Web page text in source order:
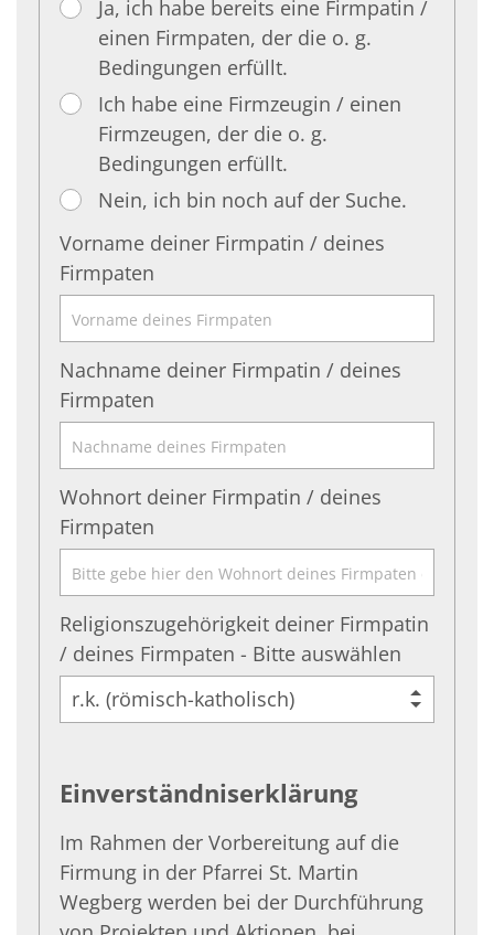
Ja, ich habe bereits eine Firmpatin /
einen Firmpaten, der die o. g.
Bedingungen erfüllt.
Ich habe eine Firmzeugin / einen
Firmzeugen, der die o. g.
Bedingungen erfüllt.
Nein, ich bin noch auf der Suche.
Vorname deiner Firmpatin / deines
Firmpaten
Nachname deiner Firmpatin / deines
Firmpaten
Wohnort deiner Firmpatin / deines
Firmpaten
Religionszugehörigkeit deiner Firmpatin
/ deines Firmpaten - Bitte auswählen
Einverständniserklärung
Im Rahmen der Vorbereitung auf die
Firmung in der Pfarrei St. Martin
Wegberg werden bei der Durchführung